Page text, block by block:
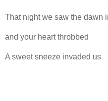
That night we saw the dawn
and your heart throbbed
A sweet sneeze invaded us